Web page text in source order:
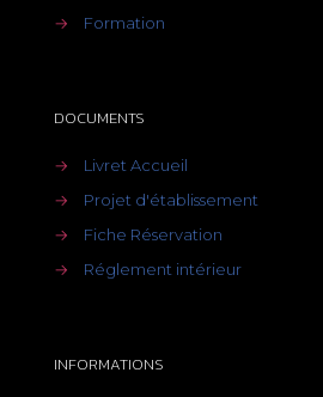
→
Formation
DOCUMENTS
→
Livret Accueil
→
Projet d'établissement
→
Fiche Réservation
→
Réglement intérieur
INFORMATIONS